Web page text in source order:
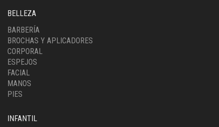
BELLEZA
BARBERÍA
BROCHAS Y APLICADORES
CORPORAL
ESPEJOS
FACIAL
MANOS
PIES
INFANTIL